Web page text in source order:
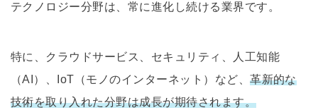
テクノロジー分野は、常に進化し続ける業界です。
特に、クラウドサービス、セキュリティ、人工知能
（AI）、IoT（モノのインターネット）など、革新的な
技術を取り入れた分野は成長が期待されます。